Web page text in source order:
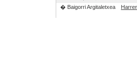
� Baigorri Argitaletxea